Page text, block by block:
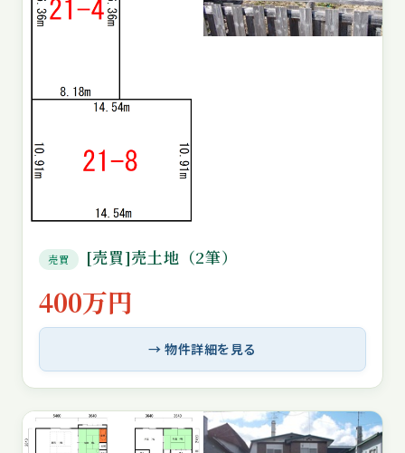
売買 [売買]売土地（2筆）
400万円
→ 物件詳細を見る